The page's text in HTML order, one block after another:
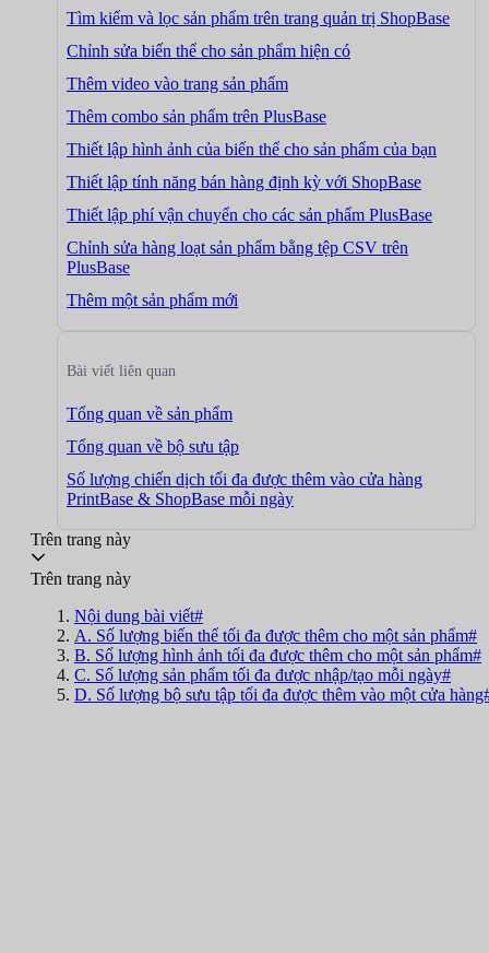
Tìm kiếm và lọc sản phẩm trên trang quản trị ShopBase
Chỉnh sửa biến thể cho sản phẩm hiện có
Thêm video vào trang sản phẩm
Thêm combo sản phẩm trên PlusBase
Thiết lập hình ảnh của biến thể cho sản phẩm của bạn
Thiết lập tính năng bán hàng định kỳ với ShopBase
Thiết lập phí vận chuyển cho các sản phẩm PlusBase
Chỉnh sửa hàng loạt sản phẩm bằng tệp CSV trên
PlusBase
Thêm một sản phẩm mới
Bài viết liên quan
Tổng quan về sản phẩm
Tổng quan về bộ sưu tập
Số lượng chiến dịch tối đa được thêm vào cửa hàng
PrintBase & ShopBase mỗi ngày
Trên trang này
Trên trang này
Nội dung bài viết#
A. Số lượng biến thể tối đa được thêm cho một sản phẩm#
B. Số lượng hình ảnh tối đa được thêm cho một sản phẩm#
C. Số lượng sản phẩm tối đa được nhập/tạo mỗi ngày#
D. Số lượng bộ sưu tập tối đa được thêm vào một cửa